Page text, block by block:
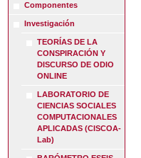
Componentes
Investigación
TEORÍAS DE LA
CONSPIRACIÓN Y
DISCURSO DE ODIO
ONLINE
LABORATORIO DE
CIENCIAS SOCIALES
COMPUTACIONALES
APLICADAS (CISCOA-
Lab)